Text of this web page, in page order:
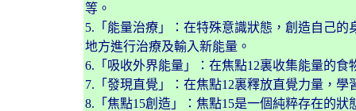
等。
5.「能量治療」：在特殊意識狀態，創造自己
地方進行治療及輸入新能量。
6.「吸收外界能量」：在焦點12裏收集能量的
7.「發現直覺」：在焦點12裏釋放直覺力量，學
8.「焦點15創造」：焦點15是一個純粹存在的